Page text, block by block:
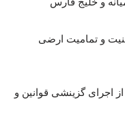
و تمامیت ارضی
اجرای گزینشی قوانین و